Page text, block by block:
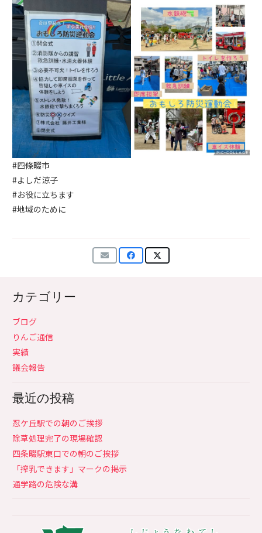
#四條畷市
#よしだ涼子
#お役に立ちます
#地域のために
カテゴリー
ブログ
りんご通信
実績
議会報告
最近の投稿
忍ケ丘駅での朝のご挨拶
除草処理完了の現場確認
四条畷駅東口での朝のご挨拶
「搾乳できます」マークの掲示
通学路の危険な溝